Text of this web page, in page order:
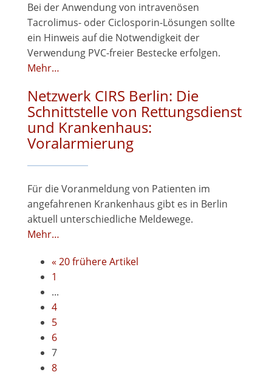
Bei der Anwendung von intravenösen
Tacrolimus- oder Ciclosporin-Lösungen sollte
ein Hinweis auf die Notwendigkeit der
Verwendung PVC-freier Bestecke erfolgen.
Mehr…
Netzwerk CIRS Berlin: Die
Schnittstelle von Rettungsdienst
und Krankenhaus:
Voralarmierung
Für die Voranmeldung von Patienten im
angefahrenen Krankenhaus gibt es in Berlin
aktuell unterschiedliche Meldewege.
Mehr…
« 20 frühere Artikel
1
...
4
5
6
7
8